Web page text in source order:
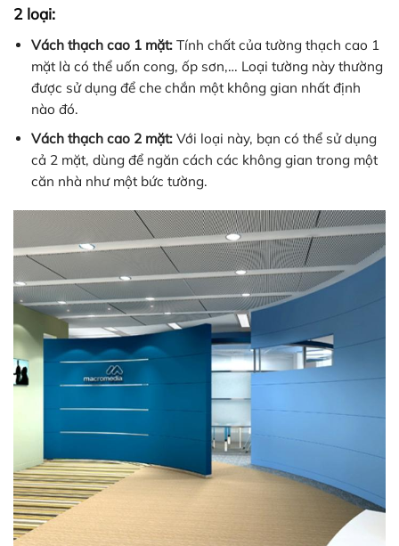
2 loại:
Vách thạch cao 1 mặt:Tính chất của tường thạch cao 1
mặt là có thể uốn cong, ốp sơn,… Loại tường này thường
được sử dụng để che chắn một không gian nhất định
nào đó.
Vách thạch cao 2 mặt:Với loại này, bạn có thể sử dụng
cả 2 mặt, dùng để ngăn cách các không gian trong một
căn nhà như một bức tường.